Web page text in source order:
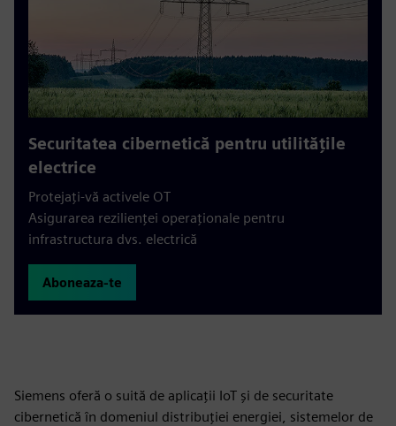
Securitatea cibernetică pentru utilitățile
electrice
Protejați-vă activele OT
Asigurarea rezilienței operaționale pentru
infrastructura dvs. electrică
Aboneaza-te
Siemens oferă o suită de aplicații IoT și de securitate
cibernetică în domeniul distribuției energiei, sistemelor de